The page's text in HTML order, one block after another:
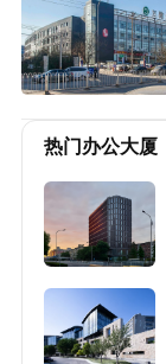
热门办公大厦